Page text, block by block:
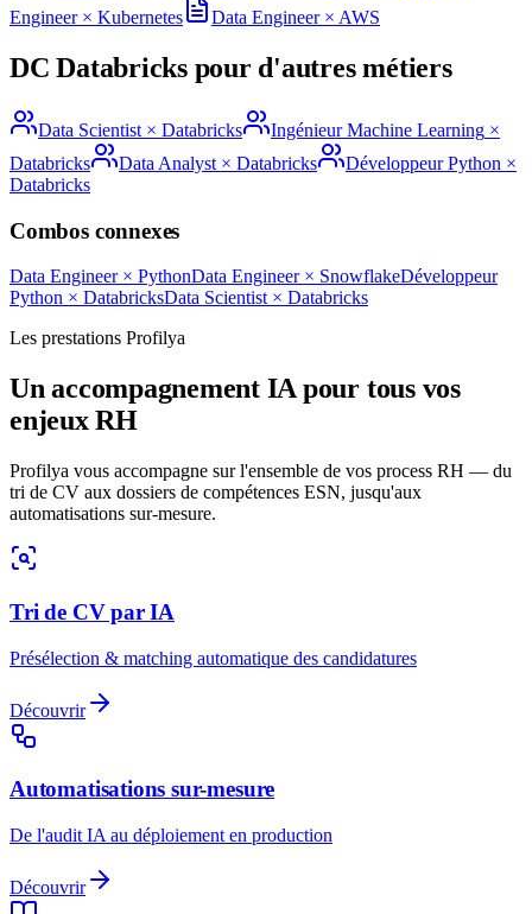
Engineer× Kubernetes Data Engineer× AWS
DCDatabrickspour d'autres métiers
Data Scientist × Databricks Ingénieur Machine Learning ×
Databricks
Data Analyst × Databricks Développeur Python ×
Databricks
Combos connexes
Data Engineer× PythonData Engineer× SnowflakeDéveloppeur
Python × DatabricksData Scientist × Databricks
Les prestations Profilya
Un accompagnement IA pour tous vos
enjeux RH
Profilya vous accompagne sur l'ensemble de vos process RH — du
tri de CV aux dossiers de compétences ESN, jusqu'aux
automatisations sur-mesure.
Tri de CV par IA
Présélection & matching automatique des candidatures
Découvrir
Automatisations sur-mesure
De l'audit IA au déploiement en production
Découvrir